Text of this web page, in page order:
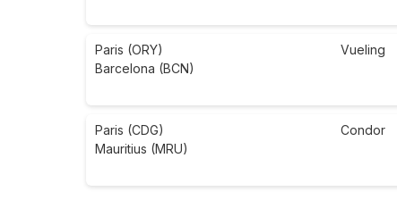
Paris (ORY)
Barcelona (BCN)
Vueling
Paris (CDG)
Mauritius (MRU)
Condor